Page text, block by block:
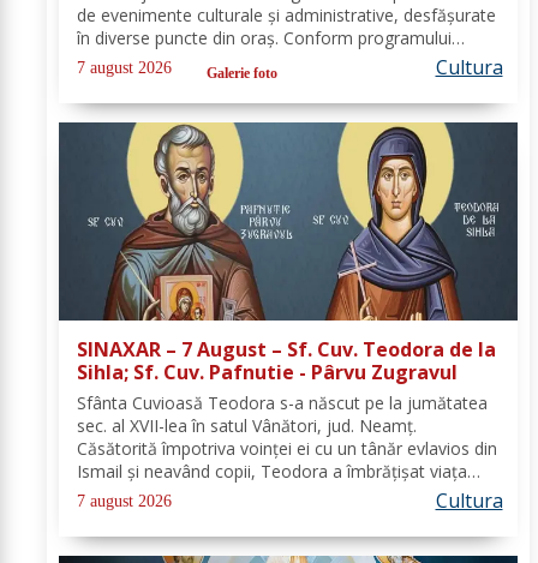
de evenimente culturale și administrative, desfășurate
în diverse puncte din oraș. Conform programului
oficial comunicat de Asociația Nord, mai jos se
regăsește sinteza activităților,...
7 august 2026 Galerie foto Cultura
SINAXAR – 7 August – Sf. Cuv. Teodora de la
Sihla; Sf. Cuv. Pafnutie - Pârvu Zugravul
Sfânta Cuvioasă Teodora s-a născut pe la jumătatea
sec. al XVII-lea în satul Vânători, jud. Neamţ.
Căsătorită împotriva voinţei ei cu un tânăr evlavios din
Ismail şi neavând copii, Teodora a îmbrăţişat viaţa
monahală la Schitul Vărzăreşti, Vrancea, iar soţul ei,
de asemenea, s-a călugărit la...
7 august 2026 Cultura